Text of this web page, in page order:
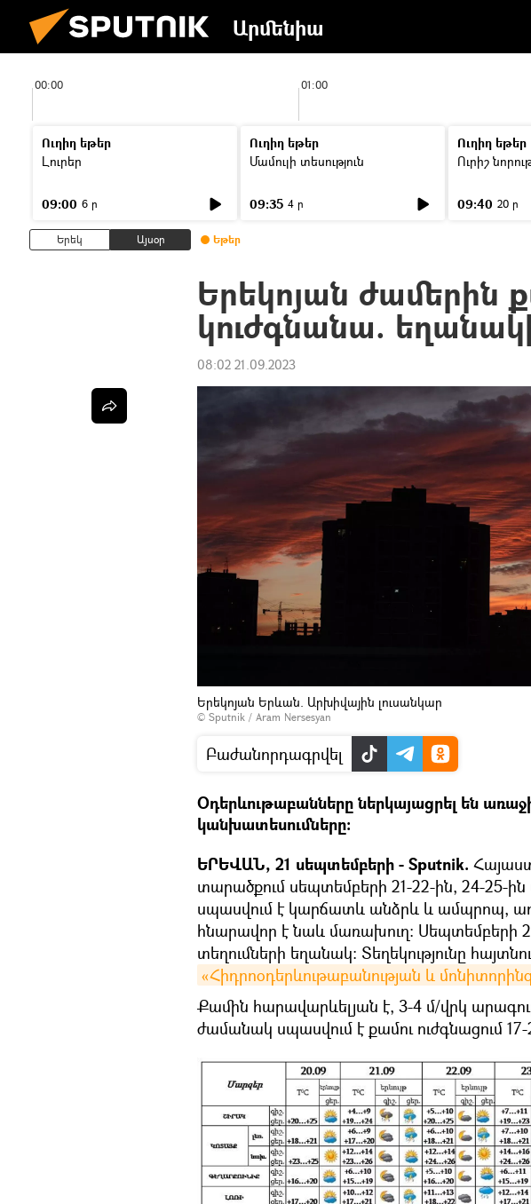
Արմենիա
00:00 01:00
Ուղիղ եթեր
Լուրեր
09:00 6 ր
Ուղիղ եթեր
Մամուլի տեսություն
09:35 4 ր
Ուղիղ եթեր
Ուրիշ
09:40 20 ր
Երեկ Այսօր Եթեր
Երեկոյան ժամերին
կուժգնանա.
08:02 21.09.2023
Երեկոյան Երևան. Արխիվային լուսանկար
© Sputnik / Aram Nersesyan
Բաժանորդագրվել
Օդերևութաբանները ներկայացրել են
կանխատեսումները։
ԵՐԵՎԱՆ, 21 սեպտեմբերի - Sputnik.
տարածքում սեպտեմբերի 21-22-ին, 24-25-
սպասվում է կարճատև անձրև և ամպրոպ,
հնարավոր է նաև մառախուղ։ Սեպտեմբերի
տեղումների եղանակ։ Տեղեկությունը
«Հիդրոօդերևութաբանության և
Քամին հարավարևելյան է, 3-4 մ/վրկ
ժամանակ սպասվում է քամու ուժգնացում